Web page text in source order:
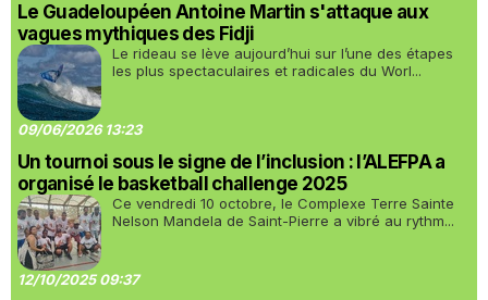
Le Guadeloupéen Antoine Martin s'attaque aux
vagues mythiques des Fidji
Le rideau se lève aujourd’hui sur l’une des étapes
les plus spectaculaires et radicales du Worl...
09/06/2026 13:23
Un tournoi sous le signe de l’inclusion : l’ALEFPA a
organisé le basketball challenge 2025
Ce vendredi 10 octobre, le Complexe Terre Sainte
Nelson Mandela de Saint-Pierre a vibré au rythm...
12/10/2025 09:37